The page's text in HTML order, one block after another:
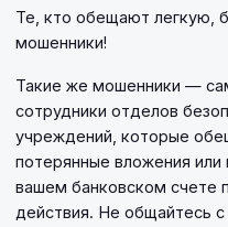
Те, кто обещают легкую,
мошенники!
Такие же мошенники —
сотрудники отделов
учреждений, которые
потерянные вложения
вашем банковском счете
действия. Не общайтесь